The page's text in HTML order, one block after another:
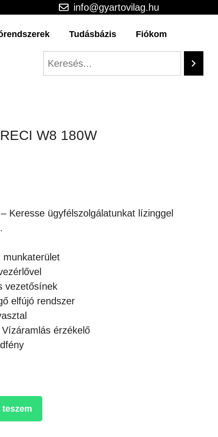
info@gyartovilag.hu
Tudásbázis Fiókom
W8 180W
Keresse ügyfélszolgálatunkat lízinggel
munkaterület
vezetősínek
elfújó rendszer
érzékelő